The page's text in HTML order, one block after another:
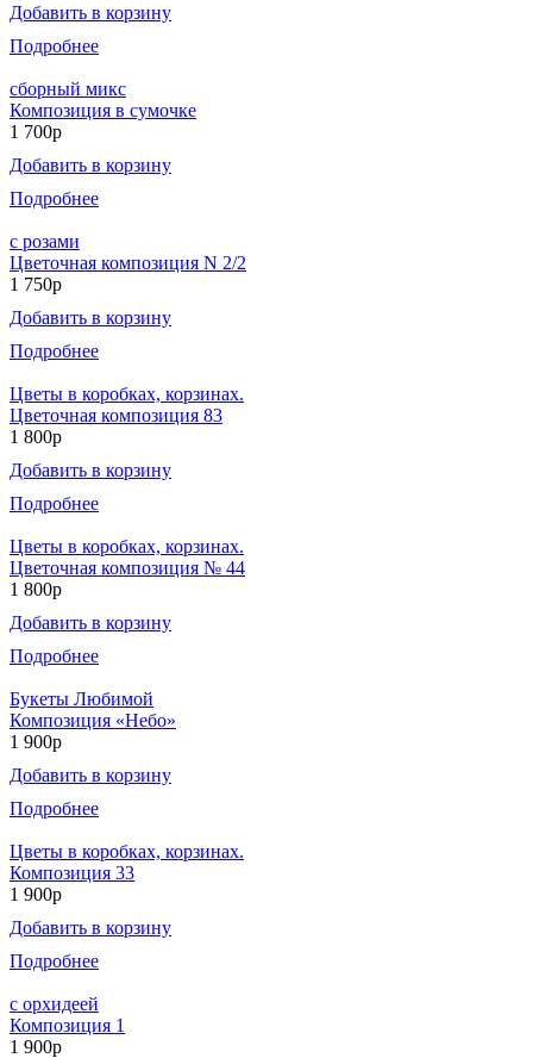
Добавить в корзину
Подробнее
сборный микс
Композиция в сумочке
1 700р
Добавить в корзину
Подробнее
с розами
Цветочная композиция N 2/2
1 750р
Добавить в корзину
Подробнее
Цветы в коробках, корзинах.
Цветочная композиция 83
1 800р
Добавить в корзину
Подробнее
Цветы в коробках, корзинах.
Цветочная композиция № 44
1 800р
Добавить в корзину
Подробнее
Букеты Любимой
Композиция «Небо»
1 900р
Добавить в корзину
Подробнее
Цветы в коробках, корзинах.
Композиция 33
1 900р
Добавить в корзину
Подробнее
с орхидеей
Композиция 1
1 900р